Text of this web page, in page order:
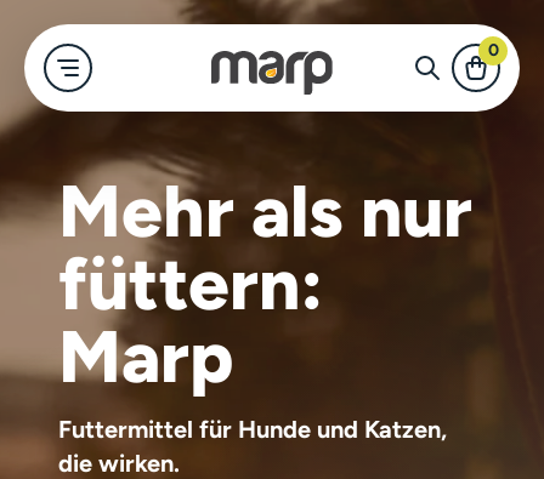
0
Alles anzeigen
Für Hunde
Marp
Für Katzen
Leckerlis für
Mehr als nur
füttern:
Marp
Futtermittel für Hunde und Katzen,
die wirken.